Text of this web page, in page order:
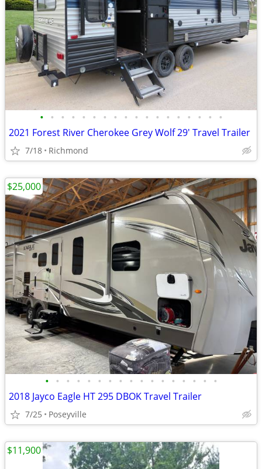
• • • • • • • • • • • • • • • • • •
2021 Forest River Cherokee Grey Wolf 29' Travel Trailer
7/18 Richmond
• • • • • • • • • • • • • • • • •
2018 Jayco Eagle HT 295 DBOK Travel Trailer
7/25 Poseyville
$25,000
$11,900